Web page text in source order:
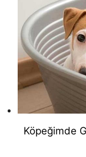
Köpeğimde